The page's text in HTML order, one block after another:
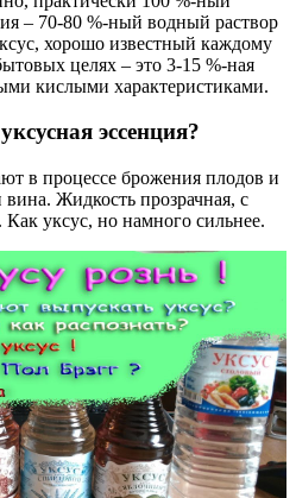
– 70-80 %-ный водный раствор
хорошо известный каждому
целях – это 3-15 %-ная
кислыми характеристиками.
эссенция?
в процессе брожения плодов и
Жидкость прозрачная, с
уксус, но намного сильнее.